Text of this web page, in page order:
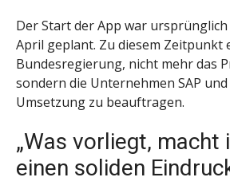
Der Start der App war
April geplant. Zu diesem Zeitpunkt
Bundesregierung, nicht mehr das
sondern die Unternehmen SAP
Umsetzung zu beauftragen.
„Was vorliegt, macht
einen soliden